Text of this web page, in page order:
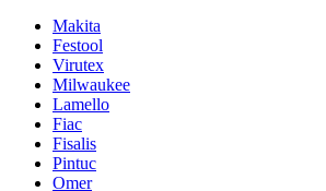
Makita
Festool
Virutex
Milwaukee
Lamello
Fiac
Fisalis
Pintuc
Omer